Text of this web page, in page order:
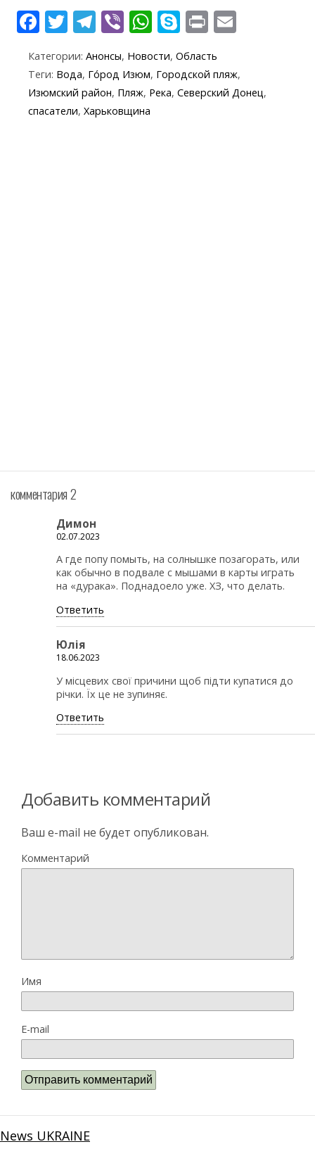
F
ac
e
b
o
T
w
itt
er
T
el
e
gr
a
Vi
b
er
W
h
at
s
S
k
y
p
Pr
in
t ai
l
Категории: Анонсы, Новости, Область
Теги: Вода, Го́род Изюм, Городской пляж,
Изюмский район, Пляж, Река, Северский Донец,
спасатели, Харьковщина
комментария 2
Димон
02.07.2023
А где попу помыть, на солнышке позагорать, или
как обычно в подвале с мышами в карты играть
на «дурака». Поднадоело уже. ХЗ, что делать.
Ответить
Юлія
18.06.2023
У місцевих свої причини щоб підти купатися до
річки. Їх це не зупиняє.
Ответить
Добавить комментарий
Ваш e-mail не будет опубликован.
Комментарий
Имя
E-mail
News UKRAINE